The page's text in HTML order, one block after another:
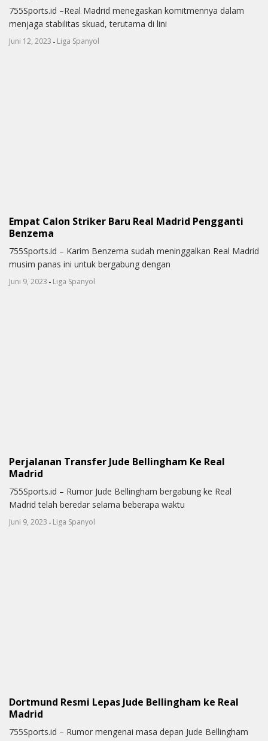
755Sports.id –Real Madrid menegaskan komitmennya dalam
menjaga stabilitas skuad, terutama di lini
Juni 12, 2023 - Liga Spanyol
Empat Calon Striker Baru Real Madrid Pengganti
Benzema
755Sports.id – Karim Benzema sudah meninggalkan Real Madrid
musim panas ini untuk bergabung dengan
Juni 9, 2023 - Liga Spanyol
Perjalanan Transfer Jude Bellingham Ke Real
Madrid
755Sports.id – Rumor Jude Bellingham bergabung ke Real
Madrid telah beredar selama beberapa waktu
Juni 9, 2023 - Liga Spanyol
Dortmund Resmi Lepas Jude Bellingham ke Real
Madrid
755Sports.id – Rumor mengenai masa depan Jude Bellingham